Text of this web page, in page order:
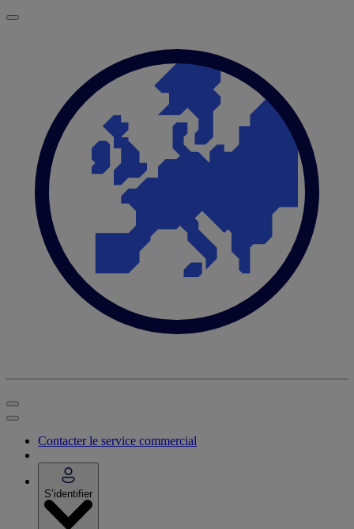
Contacter le service commercial
S’identifier